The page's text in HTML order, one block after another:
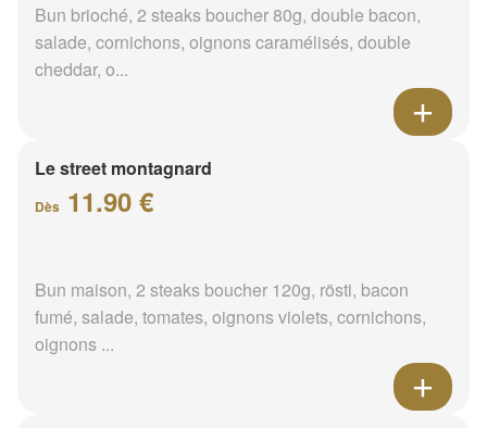
Bun brioché, 2 steaks boucher 80g, double bacon,
salade, cornichons, oignons caramélisés, double
cheddar, o...
Le street montagnard
Dès 11.90 €
Bun maison, 2 steaks boucher 120g, rösti, bacon
fumé, salade, tomates, oignons violets, cornichons,
oignons ...